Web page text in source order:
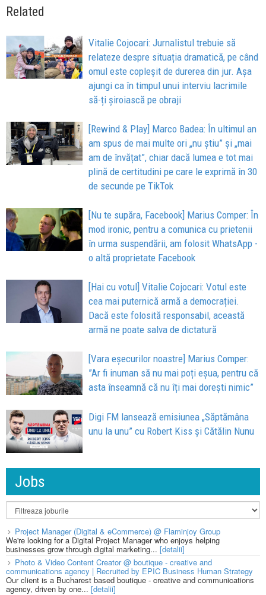
Related
Vitalie Cojocari: Jurnalistul trebuie să
relateze despre situația dramatică, pe când
omul este copleșit de durerea din jur. Așa
ajungi ca în timpul unui interviu lacrimile
să-ți șiroiască pe obraji
[Rewind & Play] Marco Badea: În ultimul an
am spus de mai multe ori „nu știu” și „mai
am de învățat”, chiar dacă lumea e tot mai
plină de certitudini pe care le exprimă în 30
de secunde pe TikTok
[Nu te supăra, Facebook] Marius Comper: În
mod ironic, pentru a comunica cu prietenii
în urma suspendării, am folosit WhatsApp -
o altă proprietate Facebook
[Hai cu votul] Vitalie Cojocari: Votul este
cea mai puternică armă a democrației.
Dacă este folosită responsabil, această
armă ne poate salva de dictatură
[Vara eșecurilor noastre] Marius Comper:
”Ar fi inuman să nu mai poți eșua, pentru că
asta înseamnă că nu îți mai dorești nimic”
Digi FM lansează emisiunea „Săptămâna
unu la unu” cu Robert Kiss și Cătălin Nunu
Jobs
Project Manager (Digital & eCommerce) @ Flaminjoy Group
We're looking for a Digital Project Manager who enjoys helping
businesses grow through digital marketing... [detalii]
Photo & Video Content Creator @ boutique - creative and
communications agency | Recruited by EPIC Business Human Strategy
Our client is a Bucharest based boutique - creative and communications
agency, driven by one... [detalii]